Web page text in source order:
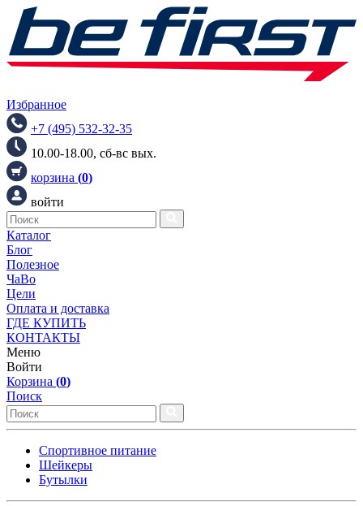
Избранное
+7 (495) 532-32-35
10.00-18.00, сб-вс вых.
корзина (0)
войти
Каталог
Блог
Полезное
ЧаВо
Цели
Оплата и доставка
ГДЕ КУПИТЬ
КОНТАКТЫ
Меню
Войти
Корзина (0)
Поиск
Спортивное питание
Шейкеры
Бутылки